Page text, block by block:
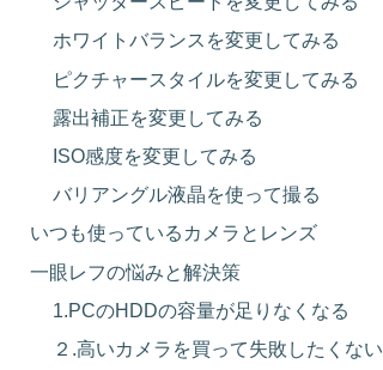
ホワイトバランスを変更してみる
ピクチャースタイルを変更してみる
露出補正を変更してみる
ISO感度を変更してみる
バリアングル液晶を使って撮る
いつも使っているカメラとレンズ
一眼レフの悩みと解決策
1.PCのHDDの容量が足りなくなる
２.高いカメラを買って失敗したくない